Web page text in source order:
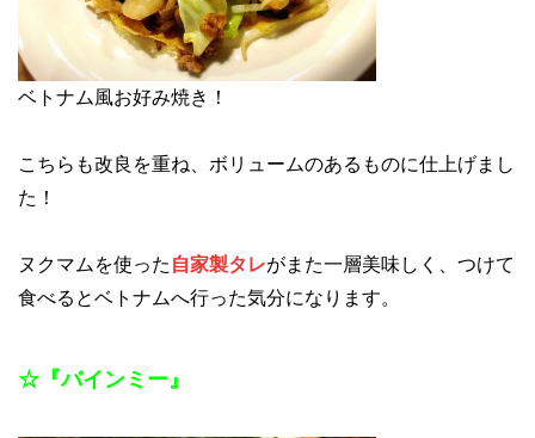
ベトナム風お好み焼き！
こちらも改良を重ね、ボリュームのあるものに仕上げまし
た！
ヌクマムを使った 自家製タレがまた一層美味しく、つけて
食べるとベトナムへ行った気分になります。
☆『バインミー』